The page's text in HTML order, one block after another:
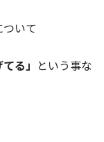
ついて
る」 という事な